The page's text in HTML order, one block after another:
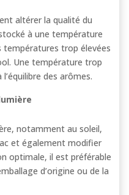
altérer la qualité du
à une température
températures trop élevées
Une température trop
des arômes.
notamment au soleil,
et également modifier
optimale, il est préférable
d’origine ou de la